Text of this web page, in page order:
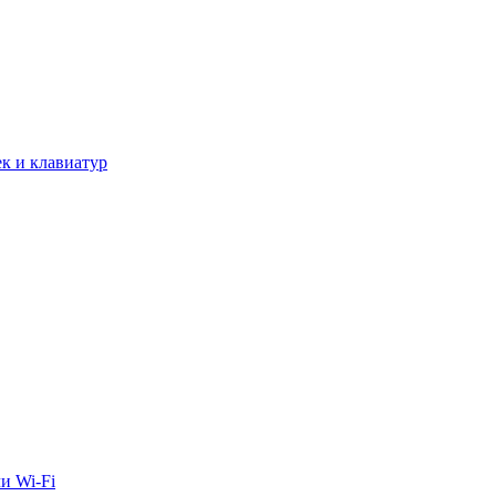
и клавиатур
Wi-Fi